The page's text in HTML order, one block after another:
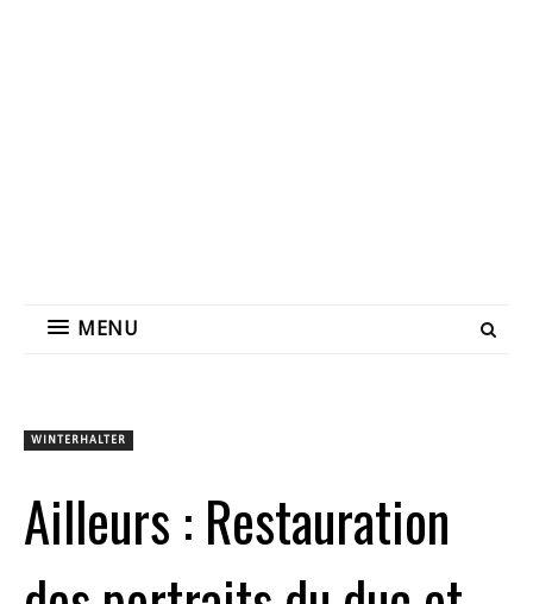
MENU
WINTERHALTER
Ailleurs : Restauration